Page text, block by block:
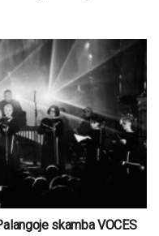
skamba VOCES